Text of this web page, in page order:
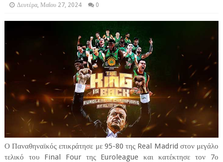
Δευτέρα, Μαΐου 27, 2024 0
Ο Παναθηναϊκός επικράτησε με 95-80 της Real Madrid στον μεγάλο
τελικό του Final Four της Euroleague και κατέκτησε τον 7ο